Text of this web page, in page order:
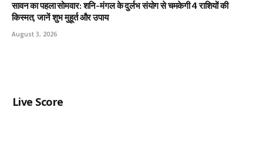
सावन का पहला सोमवार: शनि-मंगल के दुर्लभ संयोग से चमकेगी 4 राशियों की
किस्मत, जानें शुभ मुहूर्त और उपाय
August 3, 2026
Live Score